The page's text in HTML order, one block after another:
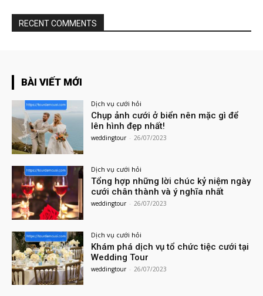
RECENT COMMENTS
BÀI VIẾT MỚI
Dịch vụ cưới hỏi
Chụp ảnh cưới ở biển nên mặc gì để
lên hình đẹp nhất!
weddingtour - 26/07/2023
Dịch vụ cưới hỏi
Tổng hợp những lời chúc kỷ niệm ngày
cưới chân thành và ý nghĩa nhất
weddingtour - 26/07/2023
Dịch vụ cưới hỏi
Khám phá dịch vụ tổ chức tiệc cưới tại
Wedding Tour
weddingtour - 26/07/2023